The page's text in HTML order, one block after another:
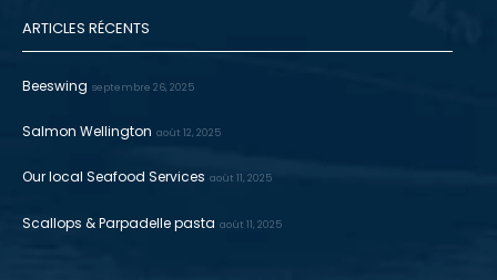
ARTICLES RÉCENTS
Beeswing septembre 26, 2025
Salmon Wellington août 12, 2025
Our local Seafood Services août 11, 2025
Scallops & Parpadelle pasta août 11, 2025